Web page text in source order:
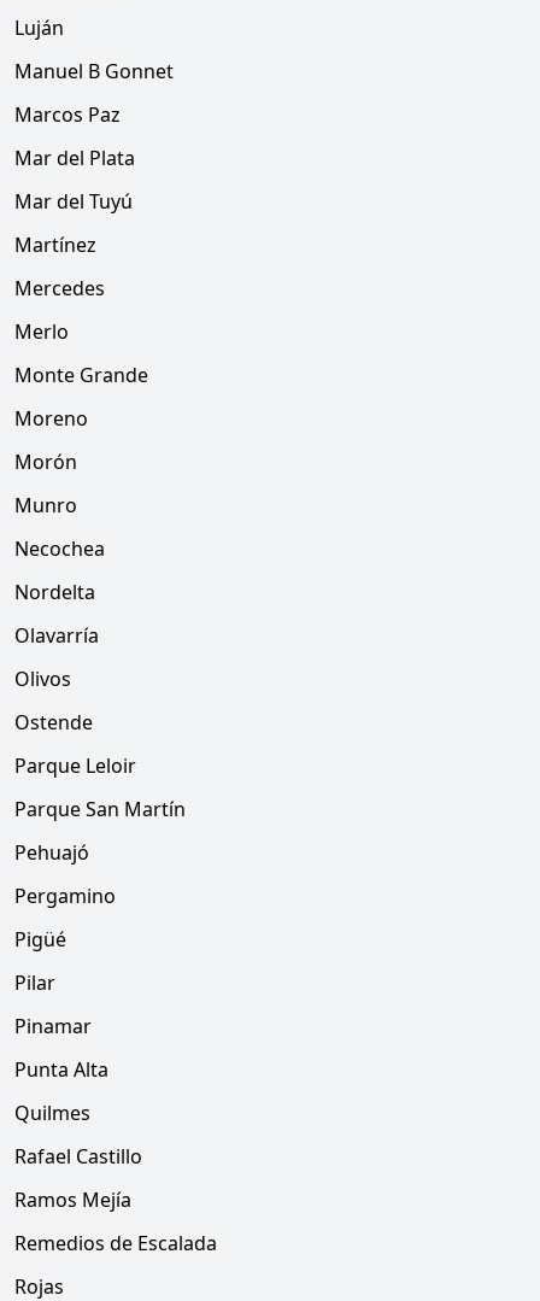
Luján
Manuel B Gonnet
Marcos Paz
Mar del Plata
Mar del Tuyú
Martínez
Mercedes
Merlo
Monte Grande
Moreno
Morón
Munro
Necochea
Nordelta
Olavarría
Olivos
Ostende
Parque Leloir
Parque San Martín
Pehuajó
Pergamino
Pigüé
Pilar
Pinamar
Punta Alta
Quilmes
Rafael Castillo
Ramos Mejía
Remedios de Escalada
Rojas